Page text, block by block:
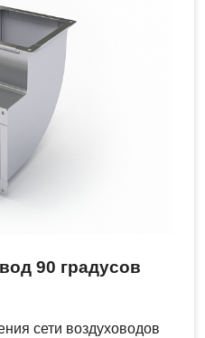
90 градусов
сети воздуховодов